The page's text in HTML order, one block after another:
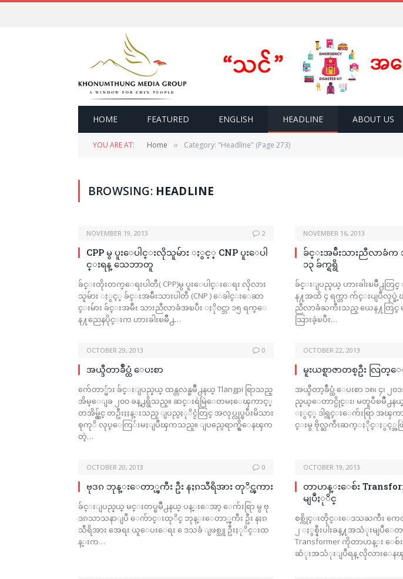
HOME FEATURED ENGLISH HEADLINE ABOUT US
YOU ARE AT: Home » Category: "Headline" (Page 273)
BROWSING: HEADLINE
NOVEMBER 19, 2013 2
CPP မွ ပူးေပါင္းလိုသူမ်ား ႏွင့္ CNP ပူးေပါ
င္းရန္ သေဘာတူ
ခ်င္းတိုးတက္ေရးပါတီ( CPP)မွ ပူးေပါင္းေရး လိုလား
သူမ်ား ႏွင့္ ခ်င္းအမ်ဴိးသားပါတီ (CNP ) ေခါင္းေဆာ
င္းမ်ား ခ်င္းအမ်ဴိး သားညီလာခံအၿပီး ႏို၀င္ဘာ ၁၅ ရက္ေ
န႔ညေနပိုင္းက ဟားခါးၿမိဳ႕…
NOVEMBER 16, 2013
ခ်င္းအမ်ဴိးသားညီလာ
၁၃ ခ်က္ရရွိ
ခ်င္းျပည္နယ္ ဟားခါးၿမိဳ႕တြ
န႔အထိ ၄ ရက္တာ က်င္းပျပဳလုပ္
ညီလာခံႀကီးသည္ ယေန႔တြင္ ေ
သြားခဲ့ၿပီး…
OCTOBER 29, 2013 0
အယ္ဒီတာခ်ဳပ္ထံ ေပးစာ
က်ေတာ္မ်ား ခ်င္းျပည္နယ္ ထန္တလန္ၿမိဳ႕နယ္ Tlangpi ရြာသည္
အိမ္ေျခ ၂၀၀ ခန္႕ရွိသည္။ ဆင္းရဲမြဲေတမႈေၾကာင့္
တအိမ္လွ်င္ တဦးႏႈန္းသည္ ျပည္ပႏုိင္ငံတြင္ အလုပ္လုပ္ၿပီးမိသား
စုကုိ လုပ္ေကြ်းမႈျပဳၾကသည္။ ျပည္ပေရာက္ရွိေနၾက
တဲ့…
OCTOBER 22, 2013
မူးယစ္ရာဇာတစ္ဦး လြတ္ေ
အယ္ဒီတာ့ခ်ဳပ္ထံ ေပးစာ ၁၈၊ ၄၊
ည္နယ္ေတာင္ပိုင္း၊ မတူပီၿမိဳ႕
ႏွင့္ ဒါရ္လင္းေက်းရြာ အၾကာ
င္းမွ ဗိုလ္ႀကီးဆက္ႏိုင္ႏွင့္အဖ
OCTOBER 20, 2013 0
ဗုဒၵ ဘုန္းေတာ္ၾကီး ဦး နႏၵသီရိအား တုိင္ၾကား
ခ်င္းျပည္နယ္ မင္းတပ္ၿမိဳ႕နယ္ ပန္းေအာ့ ေက်းရြာ မွ ဗု
ဒၵသာသနာျပဳ ေက်ာင္းထုိင္ ဘုန္းေတာ္ၾကီး ဦး နႏၵ
သီရိအား အေရး ယူေပးေရး ေဒသခံ ျဖစ္သူ ဦးႏုိင္းထ
န္းက…
OCTOBER 19, 2013
တာဟန္းေစ်း
မျပဳႏုိင္
စစ္ကိုင္းတိုင္းေဒသႀကီး ကေလး
၂ ႏွစ္နီးပါးခန္႔အသံုးမျပဳေ
Transformer ကိုတာဟန္း ေစ်
ဆံုးအသံုးျပဳရန္ လိုလားေ